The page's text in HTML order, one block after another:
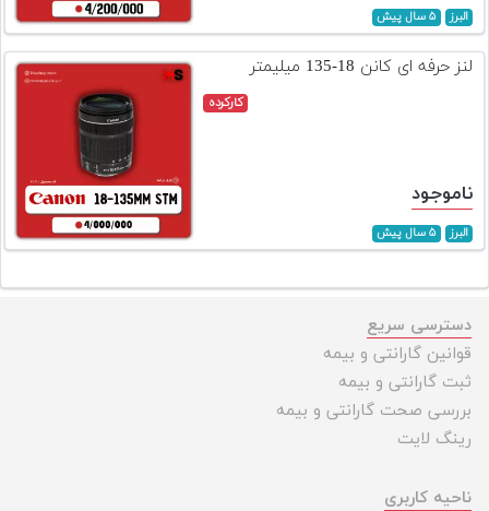
البرز ۵ سال پیش
لنز حرفه ای کانن 18-135 میلیمتر
کارکرده
ناموجود
البرز ۵ سال پیش
دسترسی سریع
قوانین گارانتی و بیمه
ثبت گارانتی و بیمه
بررسی صحت گارانتی و بیمه
رینگ لایت
ناحیه کاربری